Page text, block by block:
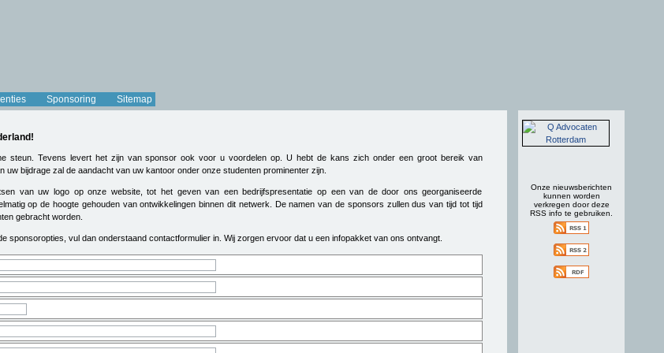
Sponsoring Sitemap
steun. Tevens levert het zijn van sponsor ook voor u voordelen op. U hebt de kans zich onder een groot bereik van
bijdrage zal de aandacht van uw kantoor onder onze studenten prominenter zijn.
van uw logo op onze website, tot het geven van een bedrijfspresentatie op een van de door ons georganiseerde
op de hoogte gehouden van ontwikkelingen binnen dit netwerk. De namen van de sponsors zullen dus van tijd tot tijd
gebracht worden.
sponsoropties, vul dan onderstaand contactformulier in. Wij zorgen ervoor dat u een infopakket van ons ontvangt.
Onze nieuwsberichten
kunnen worden
verkregen door deze
RSS info te gebruiken.